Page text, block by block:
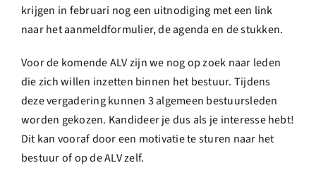
krijgen in februari nog een uitnodiging met een link
naar het aanmeldformulier, de agenda en de stukken.
Voor de komende ALV zijn we nog op zoek naar leden
die zich willen inzetten binnen het bestuur. Tijdens
deze vergadering kunnen 3 algemeen bestuursleden
worden gekozen. Kandideer je dus als je interesse hebt!
Dit kan vooraf door een motivatie te sturen naar het
bestuur of op de ALV zelf.